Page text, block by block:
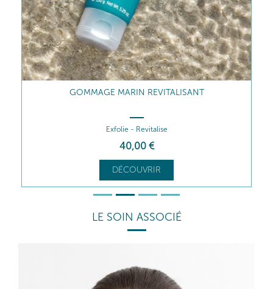
GOMMAGE MARIN REVITALISANT
Exfolie - Revitalise
40,00 €
DÉCOUVRIR
LE SOIN ASSOCIÉ